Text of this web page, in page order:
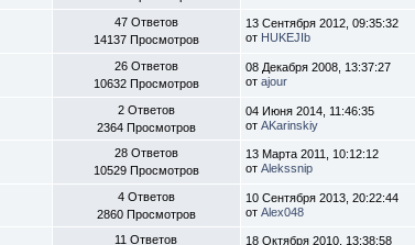
47 Ответов
14137 Просмотров
13 Сентября 2012, 09:35:32
от HUKEJIb
26 Ответов
10632 Просмотров
08 Декабря 2008, 13:37:27
от ajour
2 Ответов
2364 Просмотров
04 Июня 2014, 11:46:35
от AKarinskiy
28 Ответов
10529 Просмотров
13 Марта 2011, 10:12:12
от Alekssnip
4 Ответов
2860 Просмотров
10 Сентября 2013, 20:22:44
от Alex048
11 Ответов
18 Октября 2010, 13:38:58